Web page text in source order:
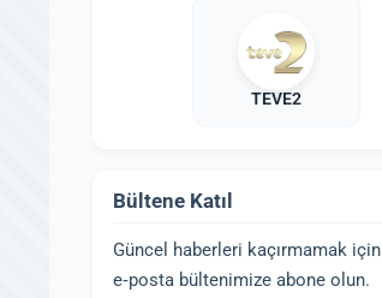
TEVE2
Bültene Katıl
Güncel haberleri kaçırmamak için
e‑posta bültenimize abone olun.